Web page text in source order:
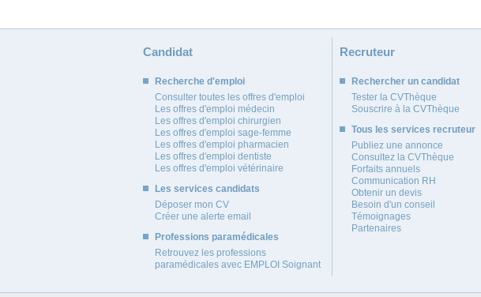
Candidat
Recherche d'emploi
Consulter toutes les offres d'emploi
Les offres d'emploi médecin
Les offres d'emploi chirurgien
Les offres d'emploi sage-femme
Les offres d'emploi pharmacien
Les offres d'emploi dentiste
Les offres d'emploi vétérinaire
Les services candidats
Déposer mon CV
Créer une alerte email
Professions paramédicales
Retrouvez les professions
paramédicales avec EMPLOI Soignant
Recruteur
Rechercher un candidat
Tester la CVThèque
Souscrire à la CVThèque
Tous les services recruteur
Publiez une annonce
Consultez la CVThèque
Forfaits annuels
Communication RH
Obtenir un devis
Besoin d'un conseil
Témoignages
Partenaires